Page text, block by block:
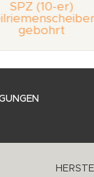
SPZ (10-er)
gebohrt